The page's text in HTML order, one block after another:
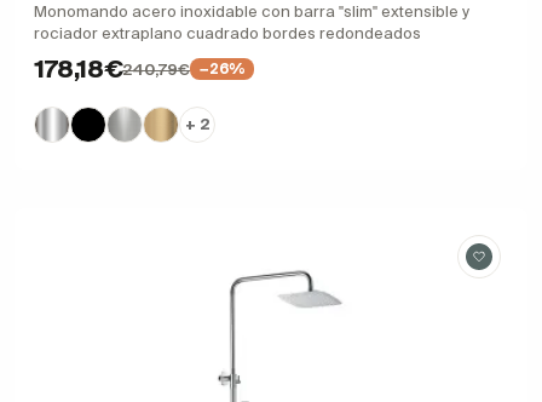
Monomando acero inoxidable con barra "slim" extensible y
rociador extraplano cuadrado bordes redondeados
178,18€240,79€ −26%
+ 2